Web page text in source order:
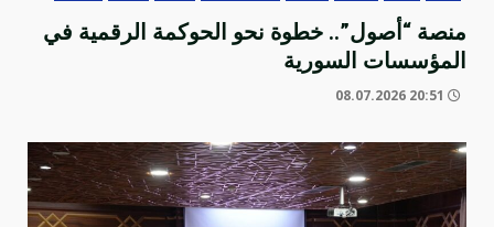
منصة “أصول”.. خطوة نحو الحوكمة الرقمية في
المؤسسات السورية